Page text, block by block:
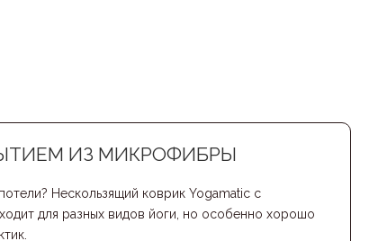
ИЗ МИКРОФИБРЫ
Нескользящий коврик Yogamatic с
для разных видов йоги, но особенно хорошо